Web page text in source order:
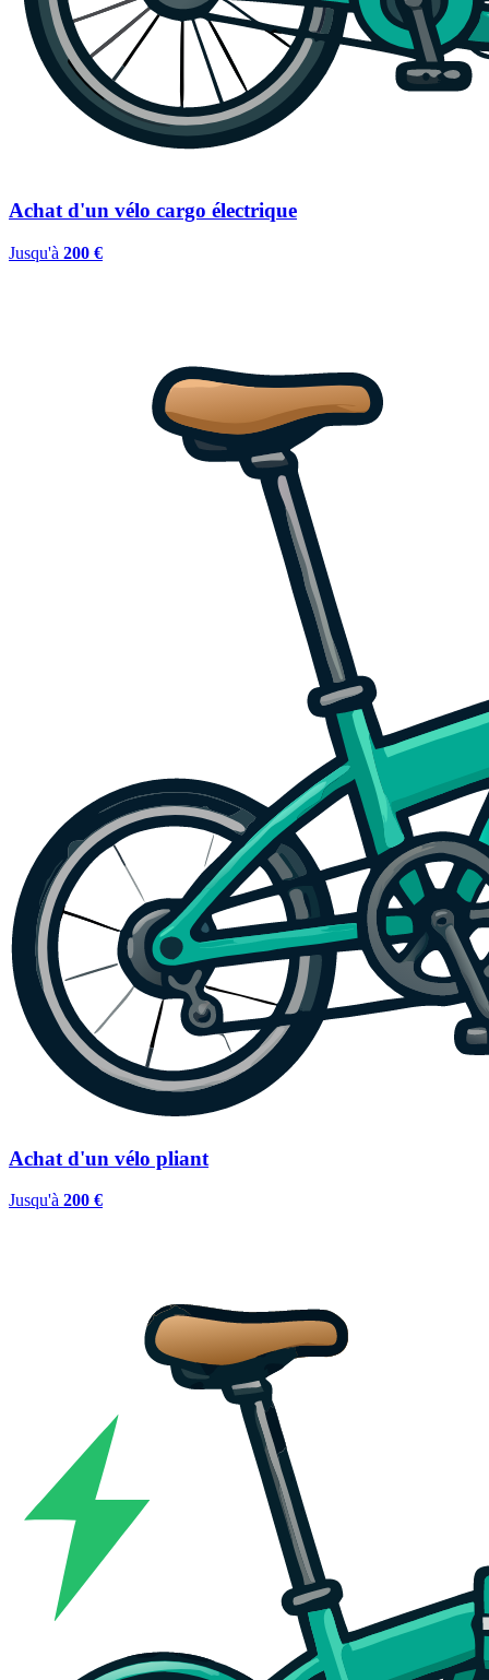
Achat d'un vélo cargo électrique
Jusqu'à 200 €
Achat d'un vélo pliant
Jusqu'à 200 €